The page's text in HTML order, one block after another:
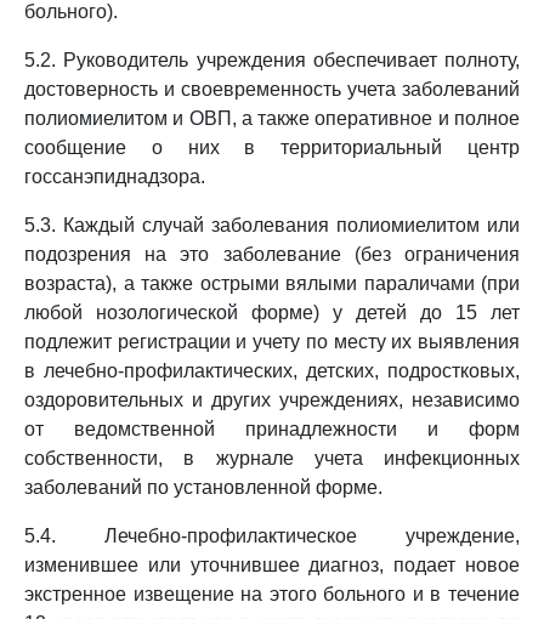
больного).
5.2. Руководитель учреждения обеспечивает полноту,
достоверность и своевременность учета заболеваний
полиомиелитом и ОВП, а также оперативное и полное
сообщение о них в территориальный центр
госсанэпиднадзора.
5.3. Каждый случай заболевания полиомиелитом или
подозрения на это заболевание (без ограничения
возраста), а также острыми вялыми параличами (при
любой нозологической форме) у детей до 15 лет
подлежит регистрации и учету по месту их выявления
в лечебно-профилактических, детских, подростковых,
оздоровительных и других учреждениях, независимо
от ведомственной принадлежности и форм
собственности, в журнале учета инфекционных
заболеваний по установленной форме.
5.4. Лечебно-профилактическое учреждение,
изменившее или уточнившее диагноз, подает новое
экстренное извещение на этого больного и в течение